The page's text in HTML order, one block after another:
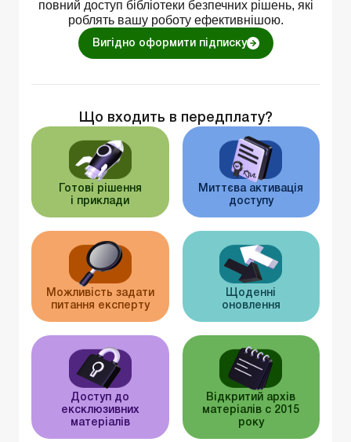
повний доступ бібліотеки безпечних рішень, які
роблять вашу роботу ефективнішою.
Вигідно оформити підписку
Що входить в передплату?
Готові рішення
і приклади
Миттєва активація
доступу
Можливість задати
питання експерту
Щоденні
оновлення
Доступ до
ексклюзивних
матеріалів
Відкритий архів
матеріалів c 2015
року